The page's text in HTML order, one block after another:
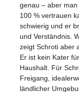
genau – aber
100 % vertrauen
schwierig und er
und Verständnis.
zeigt Schroti aber
Er ist kein Kater
Haushalt. Für
Freigang,
ländlicher